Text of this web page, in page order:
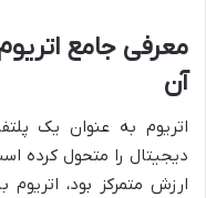
آن
اتریوم به عنوان یک
دیجیتال را متحول کرده